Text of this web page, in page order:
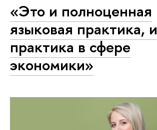
«Это и полноценная
языковая практика, и
практика в сфере
экономики»